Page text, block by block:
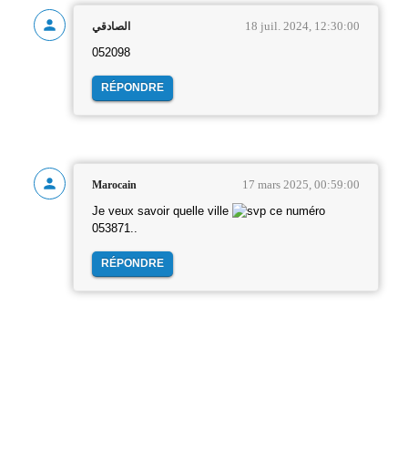
الصادقي 18 juil. 2024, 12:30:00
052098
RÉPONDRE
Marocain 17 mars 2025, 00:59:00
Je veux savoir quelle ville
ce numéro
053871..
RÉPONDRE